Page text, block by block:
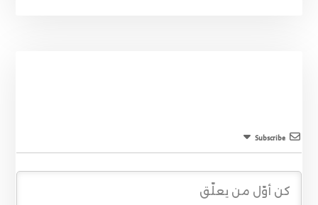
Subscribe